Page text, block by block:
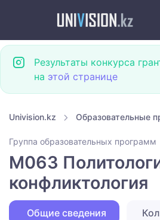
Результаты конкурса
на этой странице
Univision.kz Образовательные
Группа образовательных программ
M063
конфликтология
Общие сведения